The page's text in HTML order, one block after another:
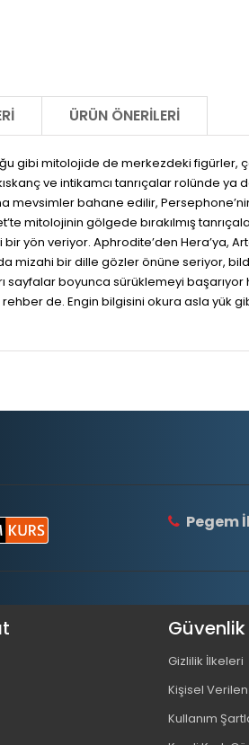
ÜRÜN ÖNERILERI
gibi mitolojide de merkezdeki figürler,
ve intikamcı tanrıçalar rolünde
mevsimler bahane edilir,
mitolojinin gölgede bırakılmış
yön veriyor. Aphrodite’den Hera’ya,
mizahi bir dille gözler önüne seriyor,
boyunca sürüklemeyi
de. Engin bilgisini okura asla yük
Pegem
Gizlilik İlkeleri
Kişisel
Kullanım